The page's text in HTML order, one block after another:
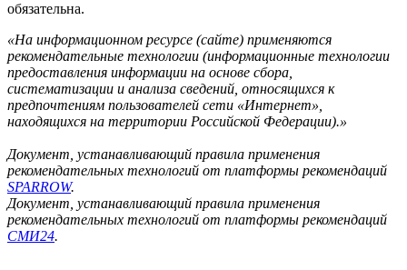
обязательна.
«На информационном ресурсе (сайте) применяются
рекомендательные технологии (информационные технологии
предоставления информации на основе сбора,
систематизации и анализа сведений, относящихся к
предпочтениям пользователей сети «Интернет»,
находящихся на территории Российской Федерации).»
Документ, устанавливающий правила применения
рекомендательных технологий от платформы рекомендаций
SPARROW.
Документ, устанавливающий правила применения
рекомендательных технологий от платформы рекомендаций
СМИ24.